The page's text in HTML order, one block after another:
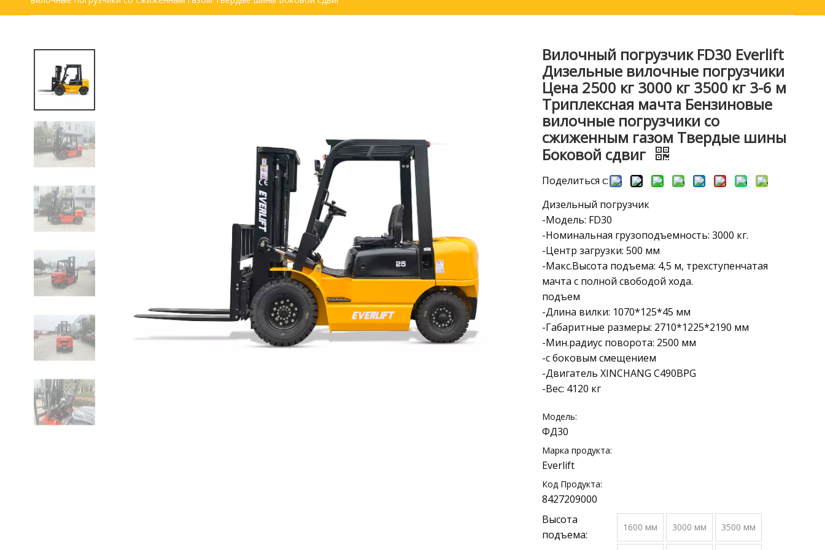
подметальная машина
Навесное оборудование и детали для вилочных погрузчиковВилочный погрузчик FD30 Everlift
Дизельные вилочные погрузчики
Цена 2500 кг 3000 кг 3500 кг 3-6 м
Триплексная мачта Бензиновые
вилочные погрузчики со
сжиженным газом Твердые шины
Боковой сдвиг
Поделиться с:
Дизельный погрузчик
-Модель: FD30
-Номинальная грузоподъемность: 3000 кг.
-Центр загрузки: 500 мм
-Макс.Высота подъема: 4,5 м, трехступенчатая
мачта с полной свободой хода.
подъем
-Длина вилки: 1070*125*45 мм
-Габаритные размеры: 2710*1225*2190 мм
-Мин.радиус поворота: 2500 мм
-с боковым смещением
-Двигатель XINCHANG C490BPG
-Вес: 4120 кг
Модель:
ФД30
Марка продукта:
Everlift
Код Продукта:
8427209000
Высота
подъема:
1600 мм 3000 мм 3500 мм